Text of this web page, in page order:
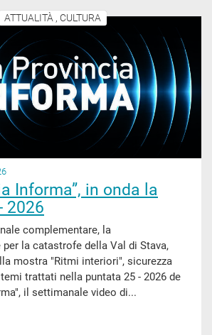
ATTUALITÀ , CULTURA
Informa”, in onda la
2026
complementare, la
la catastrofe della Val di Stava,
mostra "Ritmi interiori", sicurezza
trattati nella puntata 25 - 2026 de
il settimanale video di...